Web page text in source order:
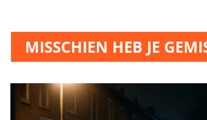
MISSCHIEN HEB JE